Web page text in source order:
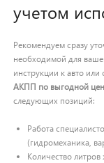
учетом
Рекомендуем сразу
необходимой для
инструкции к авто
АКПП по выгодной
следующих позиций:
Работа
(гидромеханика,
Количество